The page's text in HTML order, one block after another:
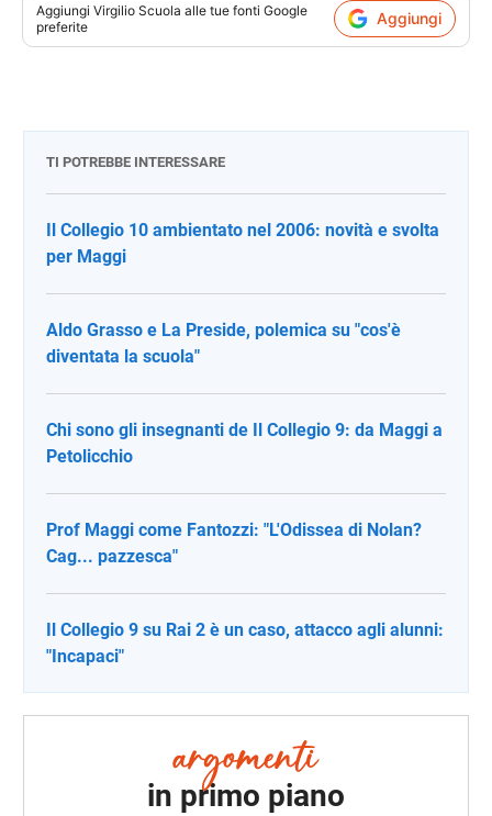
Aggiungi Virgilio Scuola alle tue fonti Google
preferite
Aggiungi
TI POTREBBE INTERESSARE
Il Collegio 10 ambientato nel 2006: novità e svolta
per Maggi
Aldo Grasso e La Preside, polemica su "cos'è
diventata la scuola"
Chi sono gli insegnanti de Il Collegio 9: da Maggi a
Petolicchio
Prof Maggi come Fantozzi: "L'Odissea di Nolan?
Cag... pazzesca"
Il Collegio 9 su Rai 2 è un caso, attacco agli alunni:
"Incapaci"
in primo piano